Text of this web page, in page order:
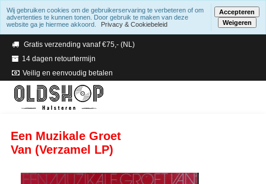
Verzending binnen 2 a 3 werkdagen
Gratis verzending vanaf €75,- (NL)
14 dagen retourtermijn
Veilig en eenvoudig betalen
Een Muzikale Groet
Van (Verzamel LP)
Wij gebruiken cookies om de gebruikerservaring te verbeteren of om
advertenties te kunnen tonen. Door gebruik te maken van deze
website ga je hiermee akkoord.
Privacy & Cookiebeleid
Accepteren
Weigeren